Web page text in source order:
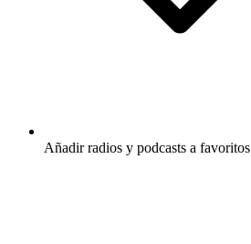
Añadir radios y podcasts a favoritos